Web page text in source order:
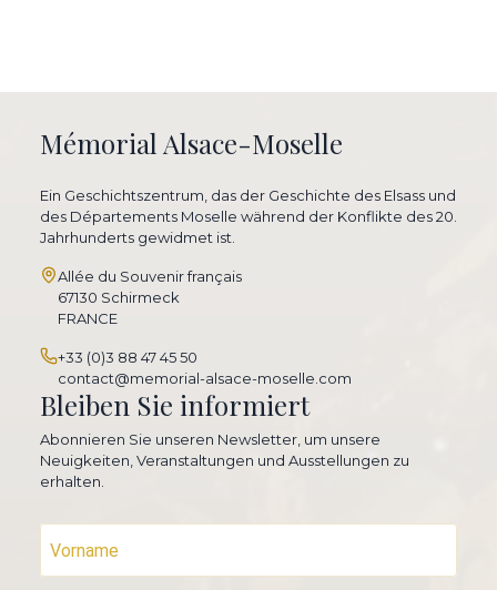
Mémorial Alsace-Moselle
Ein Geschichtszentrum, das der Geschichte des Elsass und
des Départements Moselle während der Konflikte des 20.
Jahrhunderts gewidmet ist.
Allée du Souvenir français
67130 Schirmeck
FRANCE
+33 (0)3 88 47 45 50
contact@memorial-alsace-moselle.com
Bleiben Sie informiert
Abonnieren Sie unseren Newsletter, um unsere
Neuigkeiten, Veranstaltungen und Ausstellungen zu
erhalten.